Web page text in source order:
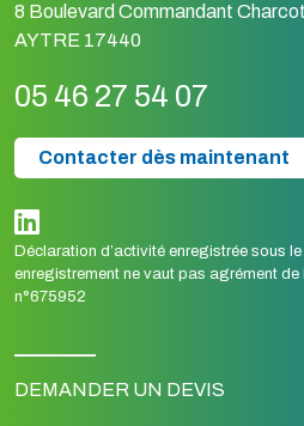
8 Boulevard Commandant Charcot
AYTRE 17440
05 46 27 54 07
Contacter dès maintenant
Déclaration d’activité enregistrée sous
enregistrement ne vaut pas agrément
n°675952
DEMANDER UN DEVIS